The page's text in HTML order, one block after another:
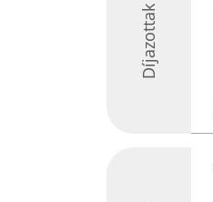
Díjazottak